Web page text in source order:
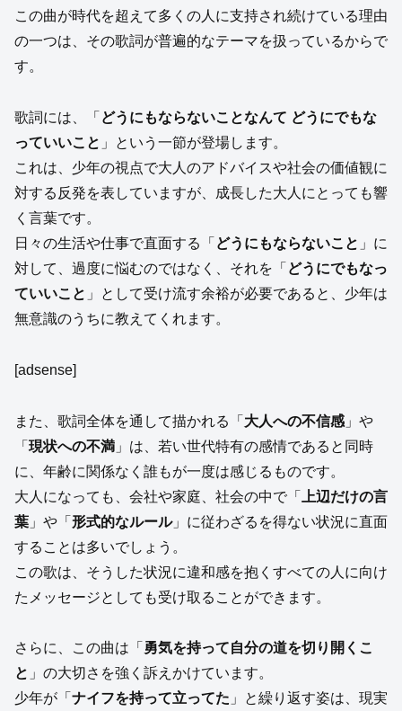
この曲が時代を超えて多くの人に支持され続けている理由
の一つは、その歌詞が普遍的なテーマを扱っているからで
す。
歌詞には、「 どうにもならないことなんて どうにでもな
っていいこと 」という一節が登場します。
これは、少年の視点で大人のアドバイスや社会の価値観に
対する反発を表していますが、成長した大人にとっても響
く言葉です。
日々の生活や仕事で直面する「 どうにもならないこと 」に
対して、過度に悩むのではなく、それを「 どうにでもなっ
ていいこと 」として受け流す余裕が必要であると、少年は
無意識のうちに教えてくれます。
[adsense]
また、歌詞全体を通して描かれる「 大人への不信感 」や
「 現状への不満 」は、若い世代特有の感情であると同時
に、年齢に関係なく誰もが一度は感じるものです。
大人になっても、会社や家庭、社会の中で「
上辺だけの言
葉 」や「 形式的なルール」に従わざるを得ない状況に直面
することは多いでしょう。
この歌は、そうした状況に違和感を抱くすべての人に向け
たメッセージとしても受け取ることができます。
さらに、この曲は「 勇気を持って自分の道を切り開くこ
と 」の大切さを強く訴えかけています。
少年が「 ナイフを持って立ってた 」と繰り返す姿は、現実